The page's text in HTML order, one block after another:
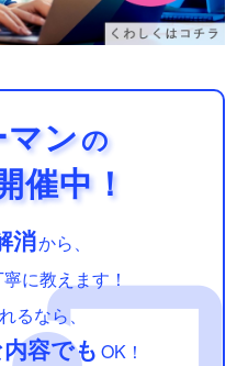
ンの
催中！
消から、
に教えます！
るなら、
容でも OK！